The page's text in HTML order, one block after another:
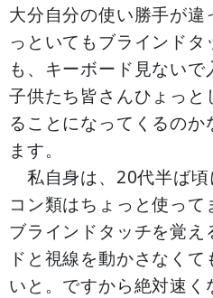
大分自分の使い勝手が
っといてもブラインド
も、キーボード見ない
子供たち皆さんひょっと
ることになってくるの
ます。
私自身は、20代半ば頃
コン類はちょっと使って
ブラインドタッチを覚
ドと視線を動かさなく
いと。ですから絶対速